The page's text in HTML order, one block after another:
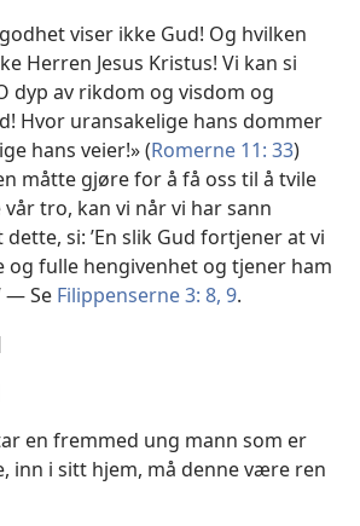
viser ikke Gud! Og hvilken
Herren Jesus Kristus! Vi kan si
dyp av rikdom og visdom og
Hvor uransakelige hans dommer
hans veier!» (Romerne 11: 33)
måtte gjøre for å få oss til å tvile
tro, kan vi når vi har sann
si: ’En slik Gud fortjener at vi
og fulle hengivenhet og tjener ham
— Se Filippenserne 3: 8, 9.
en fremmed ung mann som er
inn i sitt hjem, må denne være ren